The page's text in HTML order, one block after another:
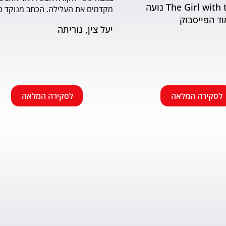
The Girl with the Book נועה
הפייסבוק
לסקירה המלאה
יעל צין, נוריתה
לסקירה המלאה